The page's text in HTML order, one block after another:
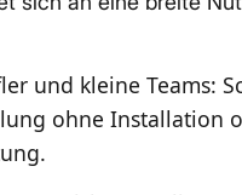
und kleine Teams:
ohne Installation